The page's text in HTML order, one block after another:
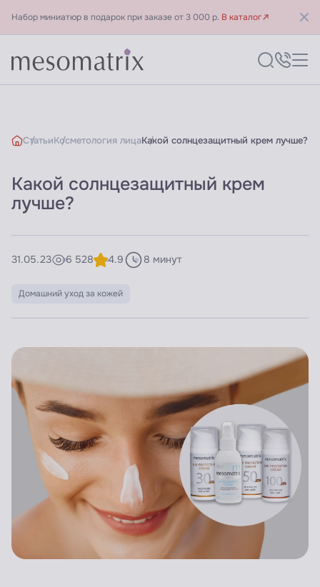
Набор миниатюр в подарок при заказе от 3 000 р. В каталог
СтатьиКосметология лицаКакой солнцезащитный крем лучше?
Какой солнцезащитный крем
лучше?
31.05.23 6 528 4.9 8 минут
Домашний уход за кожей